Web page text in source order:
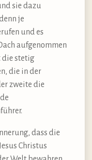
sie dazu
je
und es
aufgenommen
die stetig
die in der
zweite die
dass die
Christus